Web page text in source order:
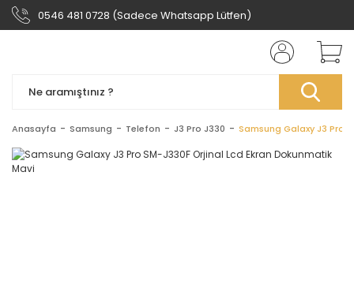
0546 481 0728 (Sadece Whatsapp Lütfen)
Anasayfa Samsung Telefon J3 Pro J330 Samsung Galaxy J3 Pro